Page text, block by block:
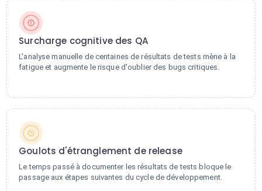
Surcharge cognitive des QA
L'analyse manuelle de centaines de résultats de tests mène à la
fatigue et augmente le risque d'oublier des bugs critiques.
Goulots d'étranglement de release
Le temps passé à documenter les résultats de tests bloque le
passage aux étapes suivantes du cycle de développement.